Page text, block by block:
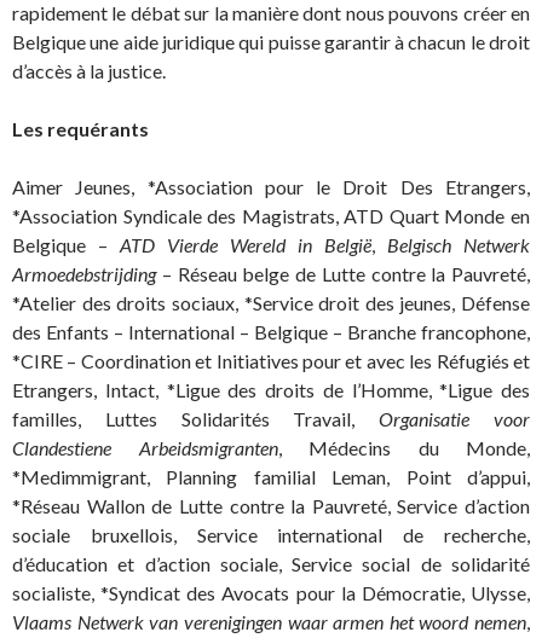
rapidement le débat sur la manière dont nous pouvons créer en
Belgique une aide juridique qui puisse garantir à chacun le droit
d’accès à la justice.
Les requérants
Aimer Jeunes, *Association pour le Droit Des Etrangers,
*Association Syndicale des Magistrats, ATD Quart Monde en
Belgique – ATD Vierde Wereld in België, Belgisch Netwerk
Armoedebstrijding– Réseau belge de Lutte contre la Pauvreté,
*Atelier des droits sociaux, *Service droit des jeunes, Défense
des Enfants – International – Belgique – Branche francophone,
*CIRE – Coordination et Initiatives pour et avec les Réfugiés et
Etrangers, Intact, *Ligue des droits de l’Homme, *Ligue des
familles, Luttes Solidarités Travail,Organisatie voor
Clandestiene Arbeidsmigranten, Médecins du Monde,
*Medimmigrant, Planning familial Leman, Point d’appui,
*Réseau Wallon de Lutte contre la Pauvreté, Service d’action
sociale bruxellois, Service international de recherche,
d’éducation et d’action sociale, Service social de solidarité
socialiste, *Syndicat des Avocats pour la Démocratie, Ulysse,
Vlaams Netwerk van verenigingen waar armen het woord nemen,